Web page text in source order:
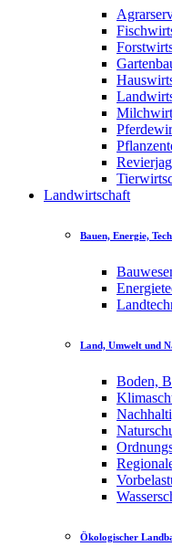
Landwirtschaft
Bauen, Energie,
Land, Umwelt und
Boden,
Ökologischer